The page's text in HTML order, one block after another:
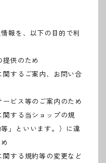
報を、以下の目的で利
提供のため
関するご案内、お問い合
ービス等のご案内のため
関する当ショップの規
」といいます。）に違
関する規約等の変更など